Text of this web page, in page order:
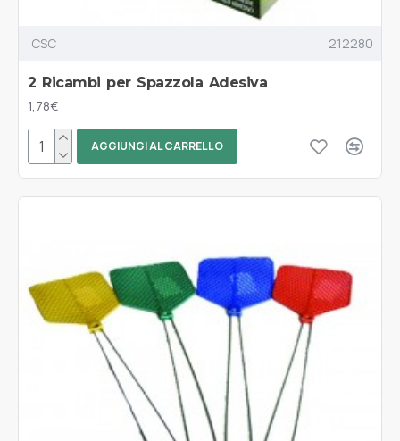
CSC 212280
2 Ricambi per Spazzola Adesiva
1,78€
AGGIUNGI AL CARRELLO